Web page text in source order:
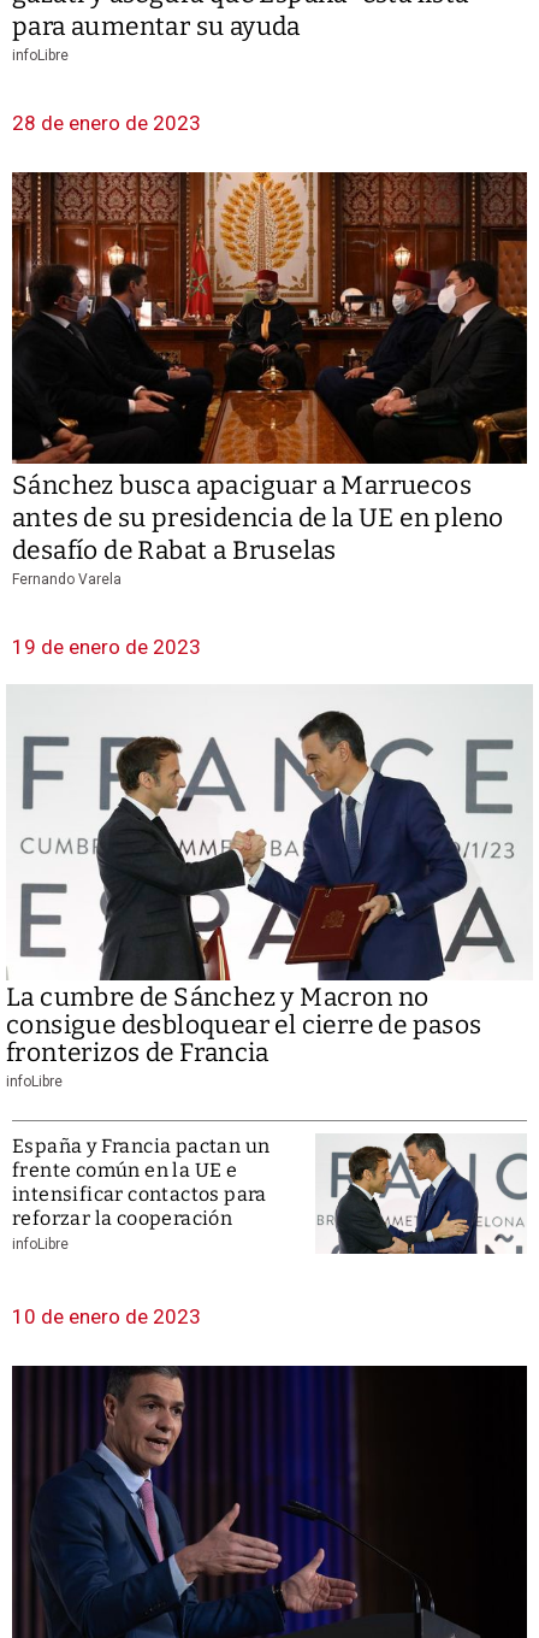
para aumentar su ayuda
infoLibre
28 de enero de 2023
Sánchez busca apaciguar a Marruecos
antes de su presidencia de la UE en pleno
desafío de Rabat a Bruselas
Fernando Varela
19 de enero de 2023
La cumbre de Sánchez y Macron no
consigue desbloquear el cierre de pasos
fronterizos de Francia
infoLibre
España y Francia pactan un
frente común en la UE e
intensificar contactos para
reforzar la cooperación
infoLibre
10 de enero de 2023